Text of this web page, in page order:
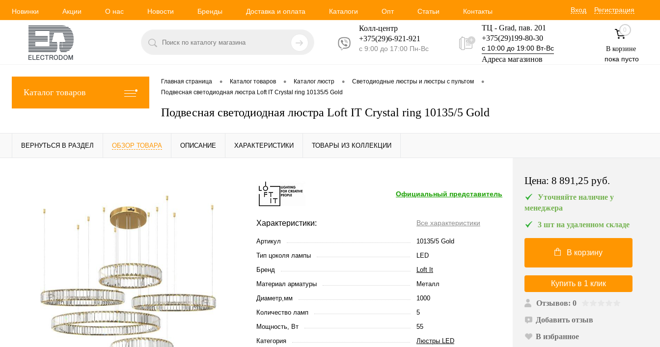
Новинки Акции О нас Новости Бренды Доставка и оплата Каталоги Опт Статьи Контакты Вход Регистрация
Колл-центр
+375(29)6-921-921
с 9:00 до 17:00 Пн-Вс
ТЦ - Grad, пав. 201
+375(29)199-80-30
с 10:00 до 19:00 Вт-Вс
Адреса магазинов
+375(29)354-30-60
0
В корзине
пока пусто
Каталог товаров
Главная страница • Каталог товаров • Каталог люстр • Светодиодные люстры и люстры с пультом •
Подвесная светодиодная люстра Loft IT Crystal ring 10135/5 Gold
Подвесная светодиодная люстра Loft IT Crystal ring 10135/5 Gold
ВЕРНУТЬСЯ В РАЗДЕЛ ОБЗОР ТОВАРА ОПИСАНИЕ ХАРАКТЕРИСТИКИ ТОВАРЫ ИЗ КОЛЛЕКЦИИ
Официальный представитель
Характеристики: Все характеристики
Артикул
10135/5 Gold
Тип цоколя лампы
LED
Бренд
Loft It
Материал арматуры
Металл
Диаметр,мм
1000
Количество ламп
5
Мощность, Вт
55
Категория
Люстры LED
Цена: 8 891,25 pуб.
Уточняйте наличие у
менеджера
3 шт на удаленном складе
В корзину
Купить в 1 клик
Отзывов: 0
Добавить отзыв
В избранное